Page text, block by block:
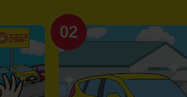
02